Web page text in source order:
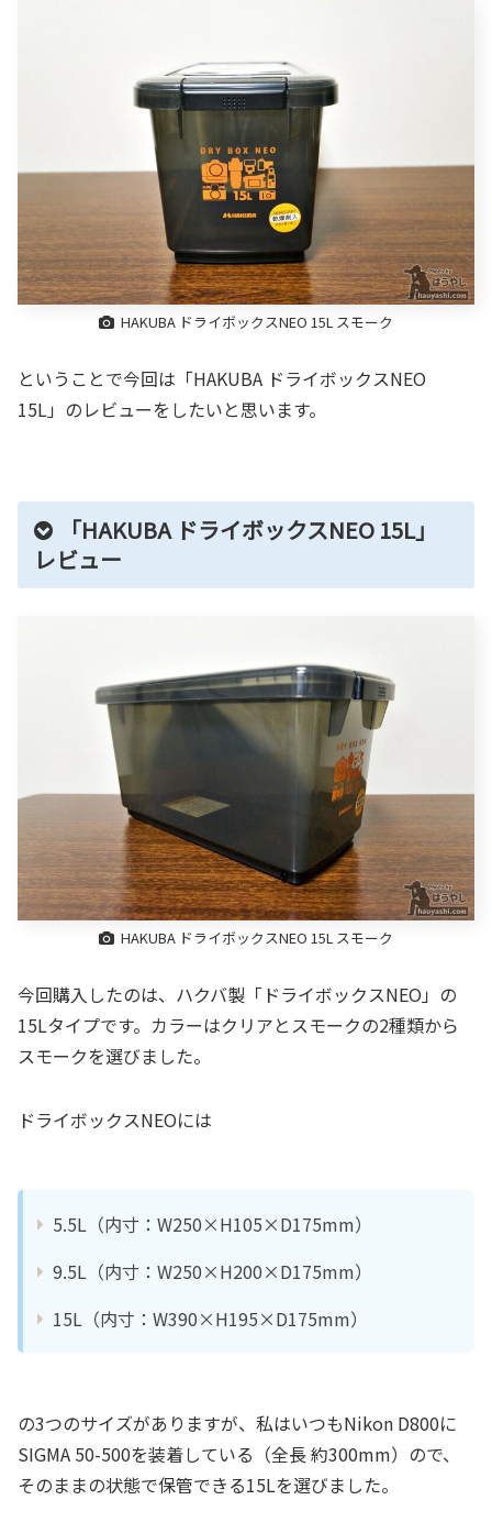
HAKUBA ドライボックスNEO 15L スモーク
ということで今回は「HAKUBA ドライボックスNEO
15L」のレビューをしたいと思います。
「HAKUBA ドライボックスNEO 15L」
レビュー
HAKUBA ドライボックスNEO 15L スモーク
今回購入したのは、ハクバ製「ドライボックスNEO」の
15Lタイプです。カラーはクリアとスモークの2種類から
スモークを選びました。
ドライボックスNEOには
5.5L（内寸：W250×H105×D175mm）
9.5L（内寸：W250×H200×D175mm）
15L（内寸：W390×H195×D175mm）
の3つのサイズがありますが、私はいつもNikon D800に
SIGMA 50-500を装着している（全長 約300mm）ので、
そのままの状態で保管できる15Lを選びました。